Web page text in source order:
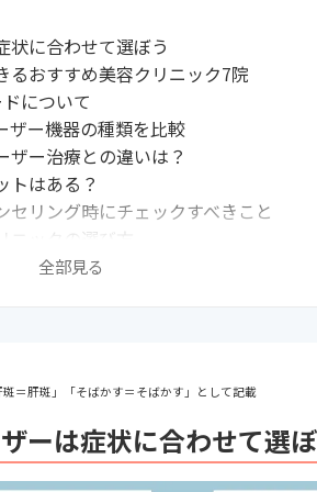
状に合わせて選ぼう
るおすすめ美容クリニック7院
について
ザー機器の種類を比較
ザー治療との違いは？
トはある？
リング時にチェックすべきこと
ックの選び方
質問全部見る
＝肝斑」「そばかす＝そばかす」として記載
ーは症状に合わせて選